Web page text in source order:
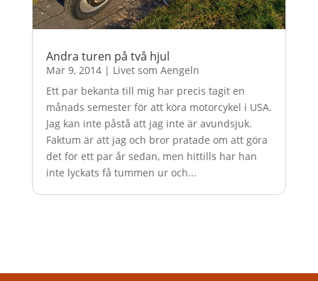
Andra turen på två hjul
Mar 9, 2014| Livet som Aengeln
Ett par bekanta till mig har precis tagit en
månads semester för att köra motorcykel i USA.
Jag kan inte påstå att jag inte är avundsjuk.
Faktum är att jag och bror pratade om att göra
det för ett par år sedan, men hittills har han
inte lyckats få tummen ur och...